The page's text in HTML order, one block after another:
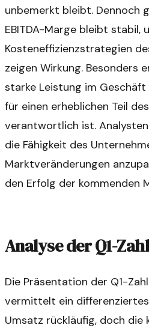
unbemerkt bleibt. Dennoch
EBITDA-Marge bleibt stabil,
Kosteneffizienzstrategien
zeigen Wirkung. Besonders
starke Leistung im
für einen erheblichen Teil
verantwortlich ist.
die Fähigkeit des
Marktveränderungen
den Erfolg der kommenden
Analyse der Q1-
Die Präsentation der Q1-
vermittelt ein
Umsatz rückläufig, doch die